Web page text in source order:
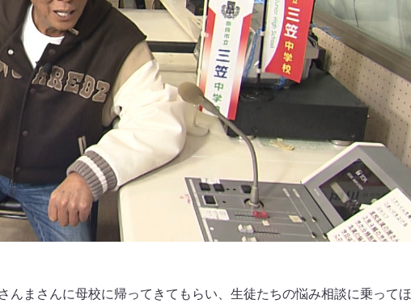
んまさんに母校に帰ってきてもらい、生徒たちの悩み相談に乗ってほ